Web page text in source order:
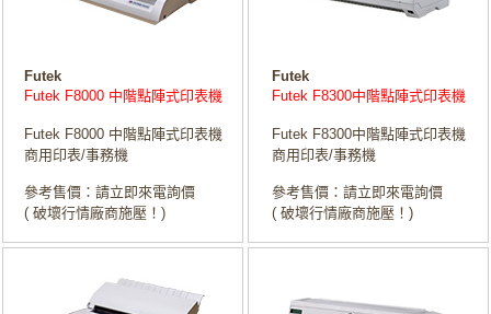
Futek
Futek F8000 中階點陣式印表機
Futek F8000 中階點陣式印表機
商用印表/事務機
參考售價：請立即來電詢價
( 破壞行情廠商施壓！)
Futek
Futek F8300中階點陣式印表機
Futek F8300中階點陣式印表機
商用印表/事務機
參考售價：請立即來電詢價
( 破壞行情廠商施壓！)